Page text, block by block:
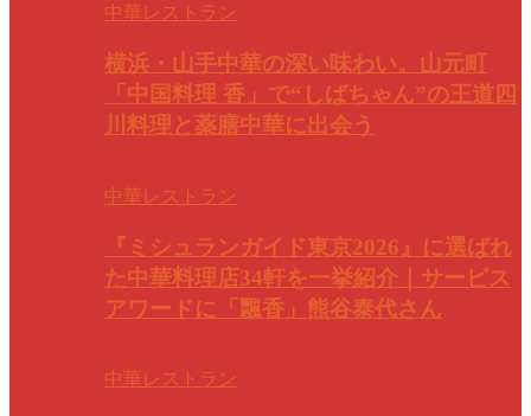
中華レストラン
横浜・山手中華の深い味わい。山元町
「中国料理 香」で“しばちゃん”の王道四
川料理と薬膳中華に出会う
中華レストラン
『ミシュランガイド東京2026』に選ばれ
た中華料理店34軒を一挙紹介｜サービス
アワードに「飄香」熊谷泰代さん
中華レストラン